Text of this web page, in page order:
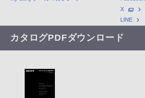
X
LINE
カタログPDFダウンロード